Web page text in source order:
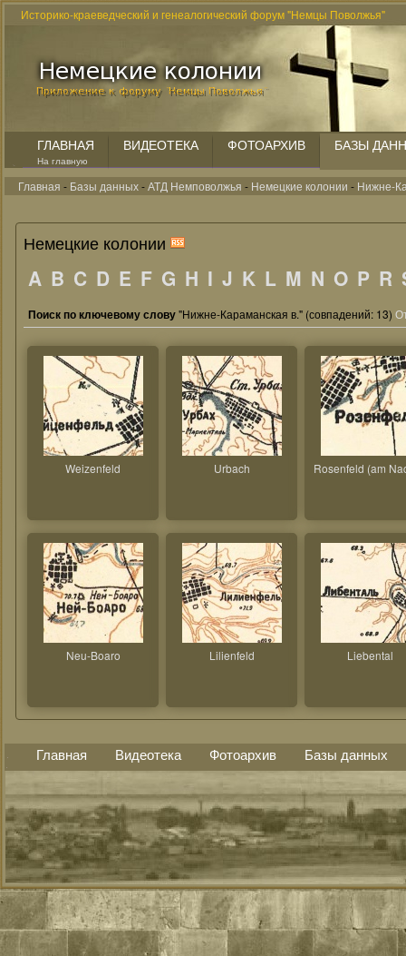
Историко-краеведческий и генеалогический форум "Немцы Поволжья"
ГЛАВНАЯ
На главную
ВИДЕОТЕКА ФОТОАРХИВ БАЗЫ
Главная - Базы данных-АТД Немповолжья - Немецкие колонии - Нижне-
Немецкие колонии
A B C D E F G H I J K L M N O P R
Поиск по ключевому слову"Нижне-Караманская в." (совпадений: 13)
Weizenfeld Urbach Rosenfeld (am
Neu-Boaro Lilienfeld Liebental
Главная Видеотека Фотоархив Базы данных